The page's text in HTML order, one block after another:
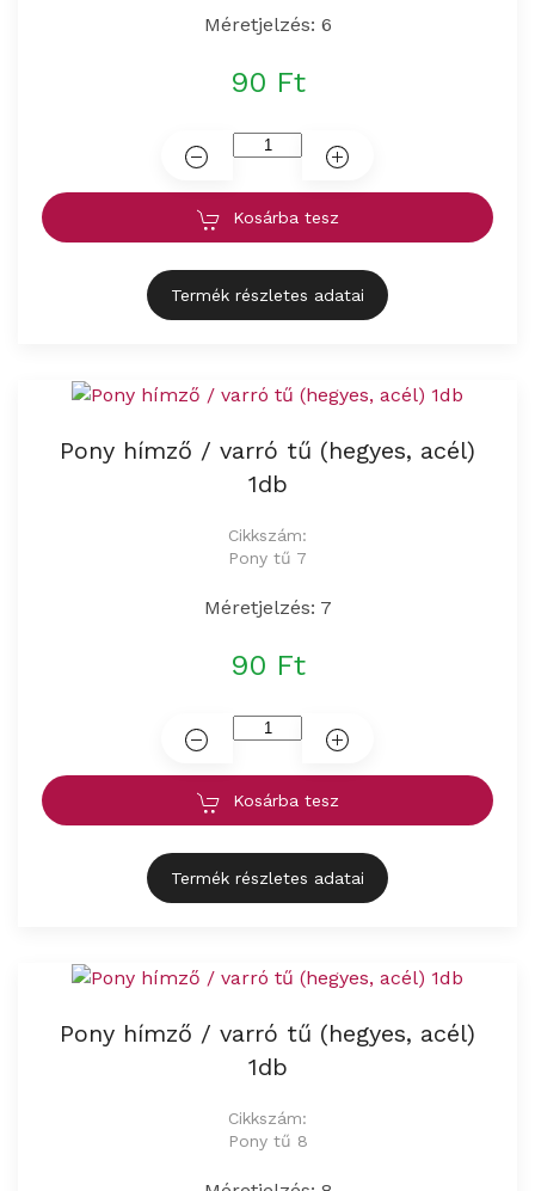
Méretjelzés: 6
90 Ft
Kosárba tesz
Termék részletes adatai
Pony hímző / varró tű (hegyes, acél)
1db
Cikkszám:
Pony tű 7
Méretjelzés: 7
90 Ft
Kosárba tesz
Termék részletes adatai
Pony hímző / varró tű (hegyes, acél)
1db
Cikkszám:
Pony tű 8